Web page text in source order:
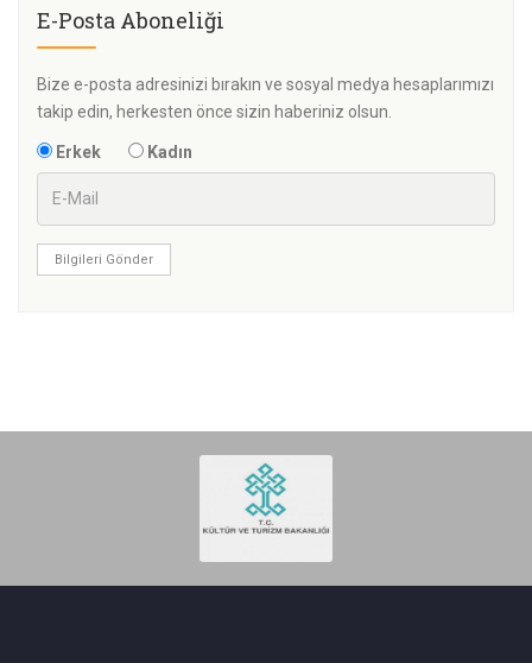
E-Posta Aboneliği
Bize e-posta adresinizi bırakın ve sosyal medya hesaplarımızı
takip edin, herkesten önce sizin haberiniz olsun.
Erkek Kadın
Bilgileri Gönder